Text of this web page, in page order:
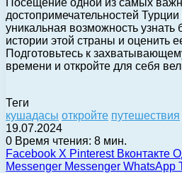
достопримечательностей
уникальная возможность
истории этой страны и оценить
Подготовьтесь к
времени и откройте для себя
Теги
кушадасы откройте путешествия
19.07.2024
0 Время чтения: 8 мин.
Facebook X Pinterest Вконтакте
Messenger Messenger WhatsApp